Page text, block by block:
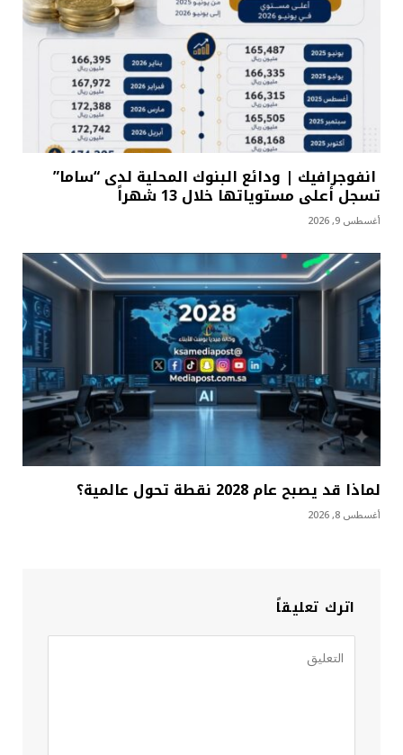
انفوجرافيك | ودائع البنوك المحلية لدى “ساما”
تسجل أعلى مستوياتها خلال 13 شهراً
أغسطس 9, 2026
لماذا قد يصبح عام 2028 نقطة تحول عالمية؟
أغسطس 8, 2026
اترك تعليقاً